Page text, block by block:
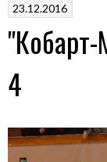
–
10»
23.12.2016
4